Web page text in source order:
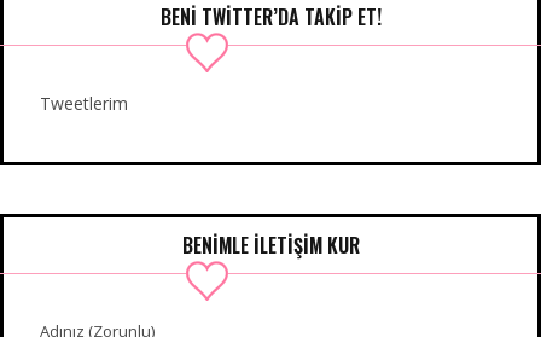
BENI TWITTER’DA TAKIP ET!
Tweetlerim
BENIMLE İLETIŞIM KUR
Adınız (Zorunlu)